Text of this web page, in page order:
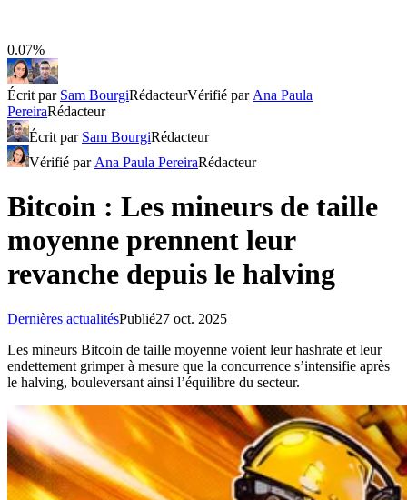
0.07%
Écrit par Sam BourgiRédacteurVérifié par Ana Paula
PereiraRédacteur
Écrit par Sam BourgiRédacteur
Vérifié par Ana Paula PereiraRédacteur
Bitcoin : Les mineurs de taille
moyenne prennent leur
revanche depuis le halving
Dernières actualitésPublié27 oct. 2025
Les mineurs Bitcoin de taille moyenne voient leur hashrate et leur
endettement grimper à mesure que la concurrence s’intensifie après
le halving, bouleversant ainsi l’équilibre du secteur.